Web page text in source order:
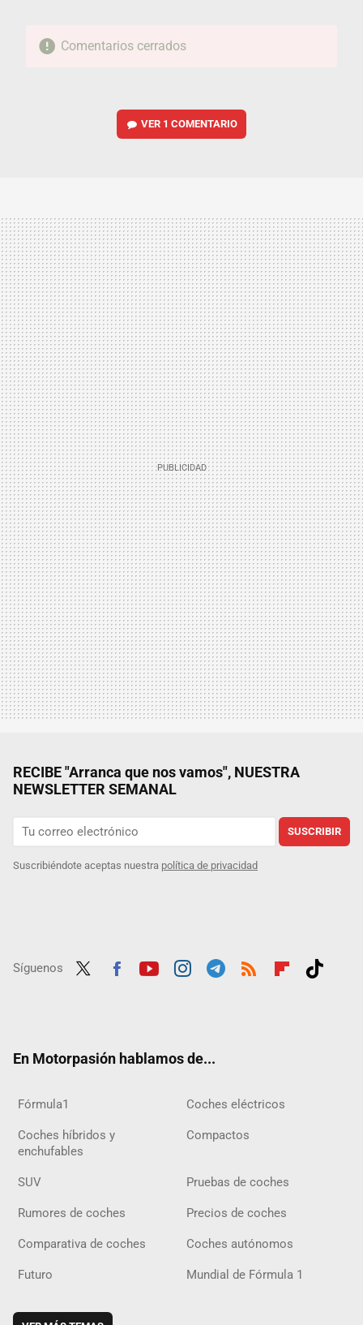
Comentarios cerrados
VER 1 COMENTARIO
RECIBE "Arranca que nos vamos", NUESTRA
NEWSLETTER SEMANAL
SUSCRIBIR
Suscribiéndote aceptas nuestra política de privacidad
Síguenos
En Motorpasión hablamos de...
Fórmula1 Coches eléctricos
Coches híbridos y
enchufables
Compactos
SUV Pruebas de coches
Rumores de coches Precios de coches
Comparativa de coches Coches autónomos
Futuro Mundial de Fórmula 1